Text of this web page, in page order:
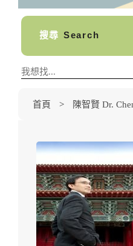
搜尋 Search
首頁 陳智賢 Dr.